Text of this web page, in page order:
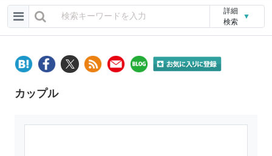
詳細
検索
▼
カップル